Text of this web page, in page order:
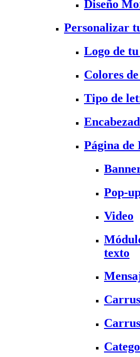
Diseño
Personalizar
Logo de
Colores
Tipo de
Página de
Pop-
Video
texto